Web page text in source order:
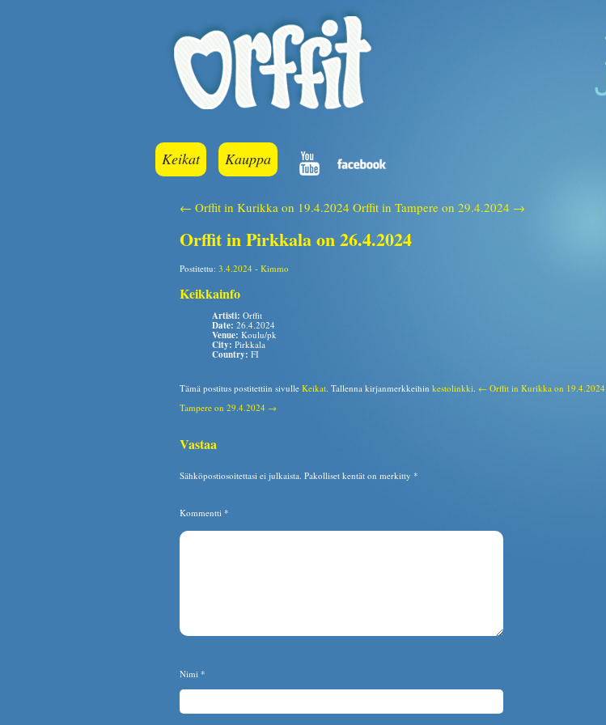
Keikat Kauppa
← Orffit in Kurikka on 19.4.2024 Orffit in Tampere on 29.4.2024 →
Orffit in Pirkkala on 26.4.2024
Postitettu: 3.4.2024 - Kimmo
Keikkainfo
Artisti: Orffit
Date: 26.4.2024
Venue: Koulu/pk
City: Pirkkala
Country: FI
Tämä postitus postitettiin sivulle Keikat. Tallenna kirjanmerkkeihin kestolinkki. ← Orffit in Kurikka on 19.4.2024
Tampere on 29.4.2024 →
Vastaa
Sähköpostiosoitettasi ei julkaista. Pakolliset kentät on merkitty *
Kommentti *
Nimi *